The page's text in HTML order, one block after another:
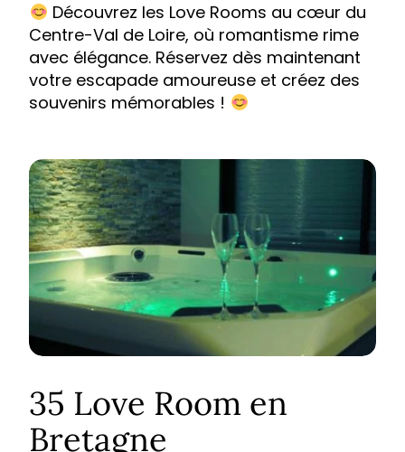
Découvrez les Love Rooms au cœur du
Centre-Val de Loire, où romantisme rime
avec élégance. Réservez dès maintenant
votre escapade amoureuse et créez des
souvenirs mémorables !
35 Love Room en
Bretagne